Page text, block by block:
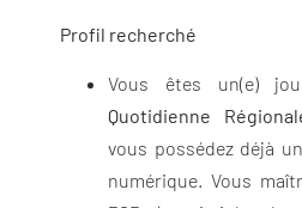
Profil recherché
Vous êtes un(e)
Quotidienne
vous possédez déjà
numérique. Vous